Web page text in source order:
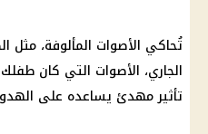
تُحاكي الأصوات المألوفة، مثل
الجاري، الأصوات التي كان
تأثير مهدئ يساعده على